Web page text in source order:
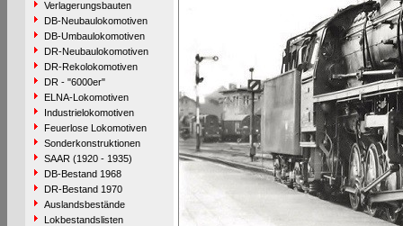
Verlagerungsbauten
DB-Neubaulokomotiven
DB-Umbaulokomotiven
DR-Neubaulokomotiven
DR-Rekolokomotiven
DR - "6000er"
ELNA-Lokomotiven
Industrielokomotiven
Feuerlose Lokomotiven
Sonderkonstruktionen
SAAR (1920 - 1935)
DB-Bestand 1968
DR-Bestand 1970
Auslandsbestände
Lokbestandslisten